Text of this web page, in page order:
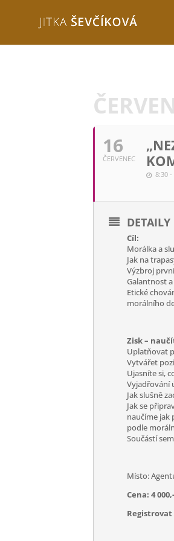
16
ČERVENEC
8:30 -
DETAILY
Cíl:
Morálka a
Jak na
Výzbroj
Galantnost
Etické
morálního
Zisk –
Uplatňovat
Vytvářet
Ujasníte si,
Vyjadřování
Jak slušně
Jak se
naučíme jak
podle
Součástí
Místo:
Cena: 4